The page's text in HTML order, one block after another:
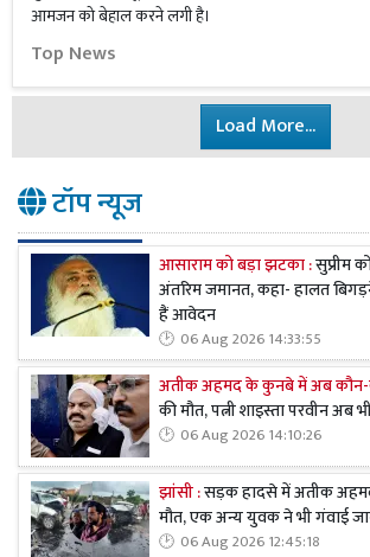
आमजन को बेहाल करने लगी है।
Top News
Load More...
टॉप न्यूज
आसाराम को बड़ा झटका :सुप्रीम
अंतरिम जमानत, कहा- हालत
हैं आवेदन
06 Aug 2026 14:33:55
अतीक अहमद के कुनबे में अब
की मौत, पत्नी शाइस्ता परवीन अब
06 Aug 2026 14:10:26
झांसी :सड़क हादसे में अतीक
मौत, एक अन्य युवक ने भी गंवाई
06 Aug 2026 12:45:18